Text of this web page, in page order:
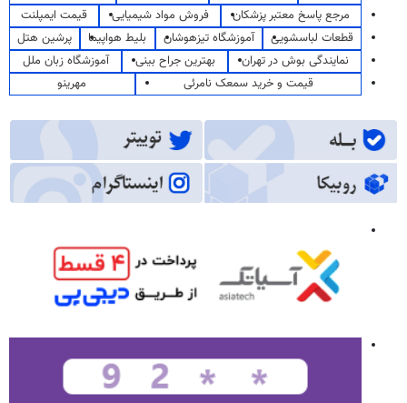
مرجع پاسخ معتبر پزشکان
فروش مواد شیمیایی
قیمت ایمپلنت
قطعات لباسشویی
آموزشگاه تیزهوشان بلیط هواپیما
پرشین هتل
نمایندگی بوش در تهران
بهترین جراح بینی
آموزشگاه زبان ملل
قیمت و خرید سمعک نامرئی
مهرینو